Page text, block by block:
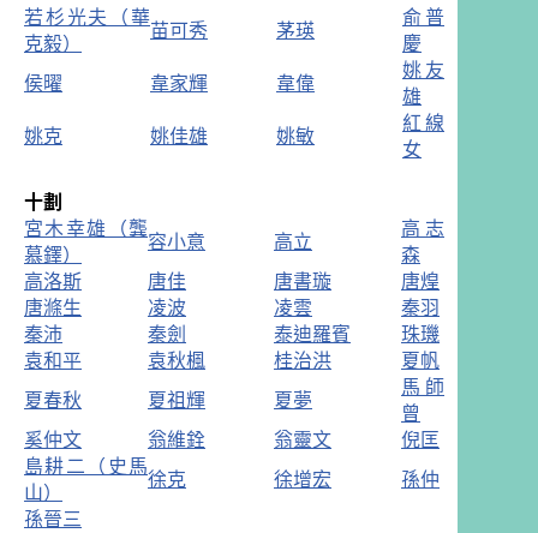
若杉光夫（華
克毅）
苗可秀 茅瑛
俞普
慶
侯曜
韋家輝 韋偉
姚友
雄
姚克
姚佳雄 姚敏
紅線
女
十劃
宮木幸雄（龔
慕鐸）
容小意 高立
高志
森
高洛斯
唐佳 唐書璇
唐煌
唐滌生
凌波 凌雲
秦羽
秦沛
秦劍 泰迪羅賓
珠璣
袁和平
袁秋楓 桂治洪
夏帆
夏春秋
夏祖輝 夏夢
馬師
曾
奚仲文
翁維銓 翁靈文
倪匡
島耕二（史馬
山）
徐克 徐增宏
孫仲
孫晉三